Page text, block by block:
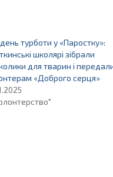
турботи у «Паростку»:
школярі зібрали
для тварин і
«Доброго серця»